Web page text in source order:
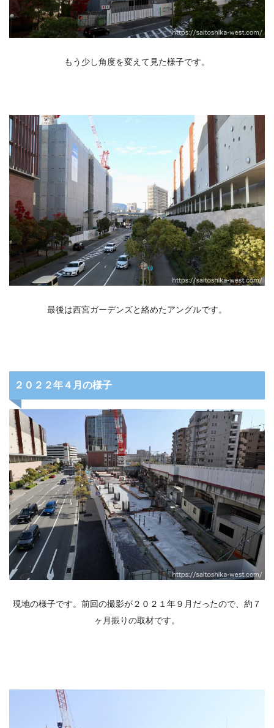
もう少し角度を変えて見た様子です。
最後は西宮ガーデンズと絡めたアングルです。
２０２２年４月の様子
現地の様子です。前回の撮影が２０２１年９月だったので、約７
ヶ月振りの取材です。